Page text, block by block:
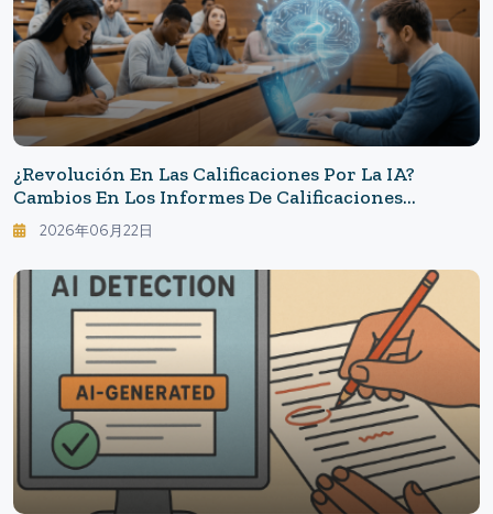
¿Revolución En Las Calificaciones Por La IA?
Cambios En Los Informes De Calificaciones
Universitarias, ChatGPT Ha Transformado La
"fiabilidad De La Evaluación"
2026年06月22日